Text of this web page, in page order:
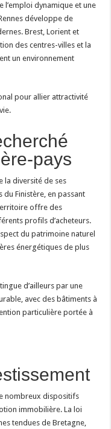
dynamique et une
développe de
Brest, Lorient et
des centres-villes et la
un environnement
pour allier attractivité
pays
la diversité de ses
Finistère, en passant
offre des
profils d’acheteurs.
du patrimoine naturel
énergétiques de plus
d’ailleurs par une
avec des bâtiments à
particulière portée à
nombreux dispositifs
immobilière. La loi
tendues de Bretagne,